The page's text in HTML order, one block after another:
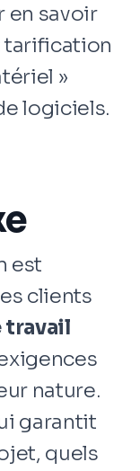
en savoir
tarification
»
logiciels.
est
clients
travail
nature.
garantit
quels